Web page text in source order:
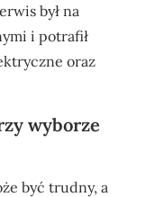
był na
i potrafił
oraz
wyborze
być trudny, a